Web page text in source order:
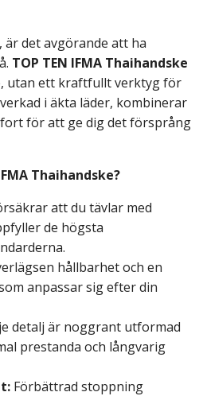
det avgörande att ha
TOP TEN IFMA Thaihandske
utan ett kraftfullt verktyg för
i äkta läder, kombinerar
för att ge dig det försprång
Thaihandske?
att du tävlar med
de högsta
hållbarhet och en
anpassar sig efter din
detalj är noggrant utformad
prestanda och långvarig
Förbättrad stoppning